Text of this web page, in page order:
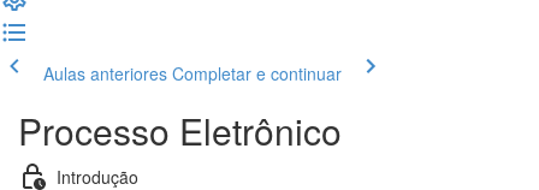
Aulas anteriores Completar e continuar
Processo Eletrônico
Introdução